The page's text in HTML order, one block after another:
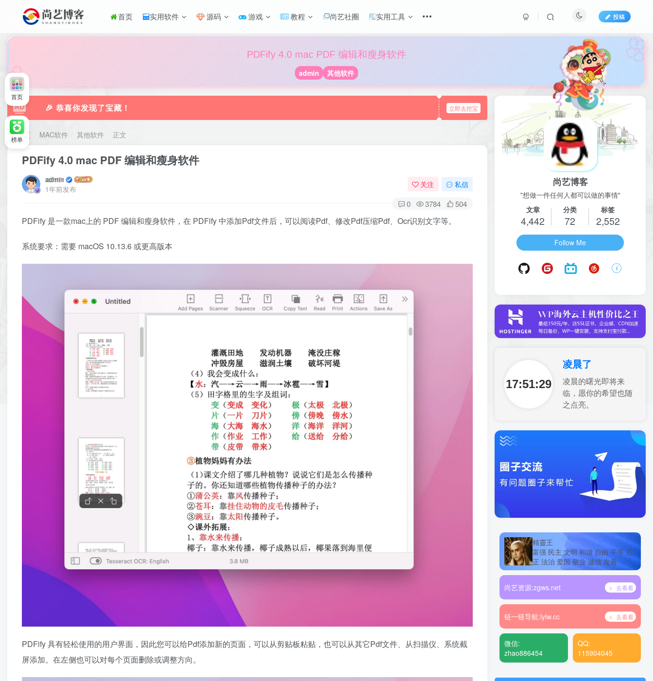
首页 实用软件 源码 游戏 教程 尚艺社圈 实用工具 投稿
PDFify 4.0 mac PDF 编辑和瘦身软件
admin 其他软件
🎉 恭喜你发现了宝藏！ 立即去挖宝
首页 MAC软件 其他软件 正文
PDFify 4.0 mac PDF 编辑和瘦身软件
admin
1年前发布
关注 私信
0 3784 504
PDFify 是一款mac上的 PDF 编辑和瘦身软件，在 PDFify 中添加Pdf文件后，可以阅读Pdf、修改Pdf压缩Pdf、Ocr识别文字等。
系统要求：需要 macOS 10.13.6 或更高版本
PDFify 具有轻松使用的用户界面，因此您可以给Pdf添加新的页面，可以从剪贴板粘贴，也可以从其它Pdf文件、从扫描仪、系统截
屏添加。在左侧也可以对每个页面删除或调整方向。
尚艺博客
"想做一件任何人都可以做的事情"
文章
4,442
分类
72
标签
2,552
Follow Me
17:51:31
凌晨了
凌晨的曙光即将来
临，愿你的希望也随
之点亮。
精靈王
富强 民主 文明 和谐 自由 平等 公
正 法治 爱国 敬业 诚信 友善
尚艺资源:zgws.net 去看看
链一链导航:lylw.cc 去看看
微信:
zhao886454
QQ:
115904045
首页
榜单